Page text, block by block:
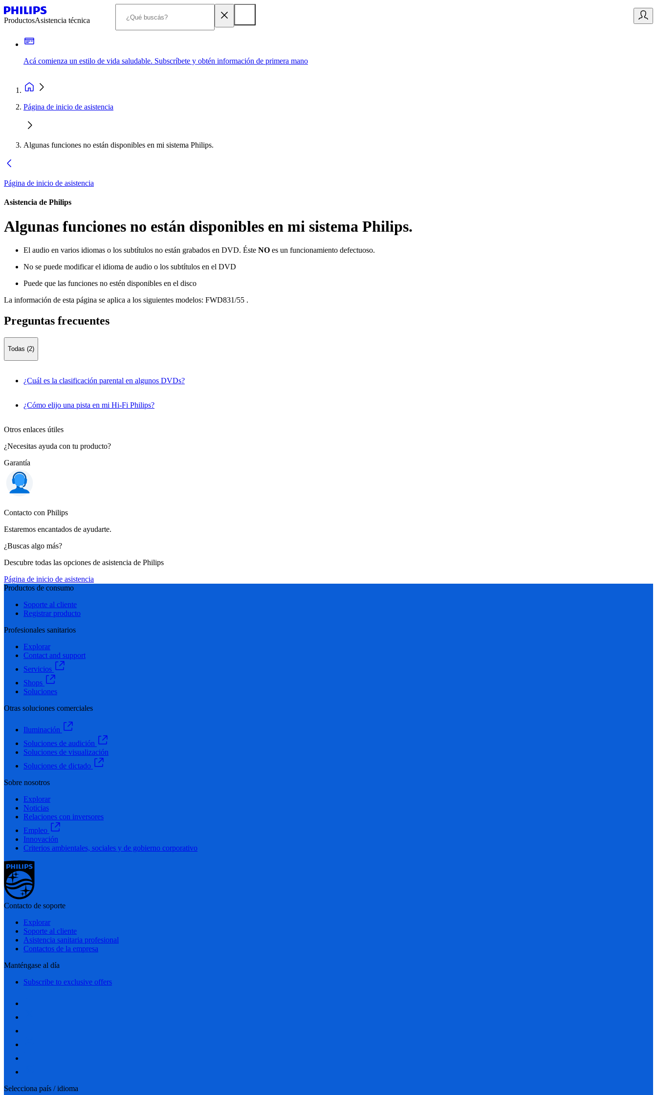
ProductosAsistencia técnica
Acá comienza un estilo de vida saludable. Subscríbete y obtén información de primera mano
Página de inicio de asistencia
Algunas funciones no están disponibles en mi sistema Philips.
Página de inicio de asistencia
Asistencia de Philips
Algunas funciones no están disponibles en mi sistema Philips.
El audio en varios idiomas o los subtítulos no están grabados en DVD. Éste NO es un funcionamiento defectuoso.
No se puede modificar el idioma de audio o los subtítulos en el DVD
Puede que las funciones no estén disponibles en el disco
La información de esta página se aplica a los siguientes modelos: FWD831/55 .
Preguntas frecuentes
Todas (2)
¿Cuál es la clasificación parental en algunos DVDs?
¿Cómo elijo una pista en mi Hi-Fi Philips?
Otros enlaces útiles
¿Necesitas ayuda con tu producto?
Garantía
Contacto con Philips
Estaremos encantados de ayudarte.
¿Buscas algo más?
Descubre todas las opciones de asistencia de Philips
Página de inicio de asistencia
Productos de consumo
Soporte al cliente
Registrar producto
Profesionales sanitarios
Explorar
Contact and support
Servicios
Shops
Soluciones
Otras soluciones comerciales
Iluminación
Soluciones de audición
Soluciones de visualización
Soluciones de dictado
Sobre nosotros
Explorar
Noticias
Relaciones con inversores
Empleo
Innovación
Criterios ambientales, sociales y de gobierno corporativo
Contacto de soporte
Explorar
Soporte al cliente
Asistencia sanitaria profesional
Contactos de la empresa
Manténgase al día
Subscribe to exclusive offers
Selecciona país / idioma